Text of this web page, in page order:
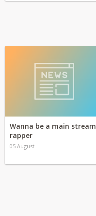
Wanna be a main stream
rapper
05 August